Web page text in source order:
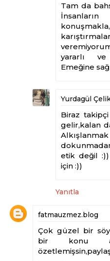
Tam da
yararlı
Emeğine
Yurdagül
Biraz
gelir,kalan
etik değil
için :))
Yanıtla
fatmauzmez.blog
Çok güzel bir
bir konu